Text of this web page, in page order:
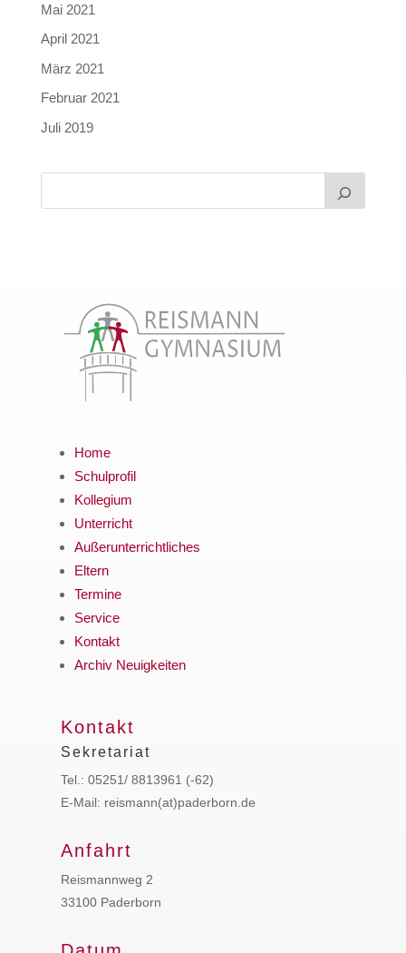
Mai 2021
April 2021
März 2021
Februar 2021
Juli 2019
Home
Schulprofil
Kollegium
Unterricht
Außerunterrichtliches
Eltern
Termine
Service
Kontakt
Archiv Neuigkeiten
Kontakt
Sekretariat
Tel.: 05251/ 8813961 (-62)
E-Mail: reismann(at)paderborn.de
Anfahrt
Reismannweg 2
33100 Paderborn